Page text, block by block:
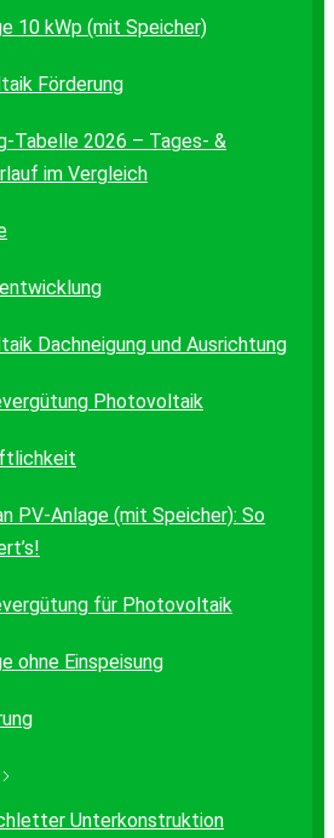
10 kWp (mit Speicher)
Förderung
Tabelle 2026 – Tages- &
im Vergleich
Dachneigung und Ausrichtung
Photovoltaik
PV-Anlage (mit Speicher): So
für Photovoltaik
ohne Einspeisung
Unterkonstruktion